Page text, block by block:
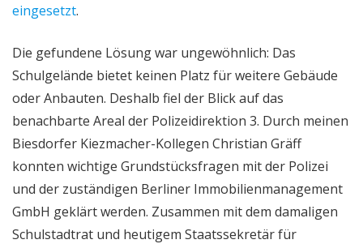
eingesetzt.
Die gefundene Lösung war ungewöhnlich: Das
Schulgelände bietet keinen Platz für weitere Gebäude
oder Anbauten. Deshalb fiel der Blick auf das
benachbarte Areal der Polizeidirektion 3. Durch meinen
Biesdorfer Kiezmacher-Kollegen Christian Gräff
konnten wichtige Grundstücksfragen mit der Polizei
und der zuständigen Berliner Immobilienmanagement
GmbH geklärt werden. Zusammen mit dem damaligen
Schulstadtrat und heutigem Staatssekretär für